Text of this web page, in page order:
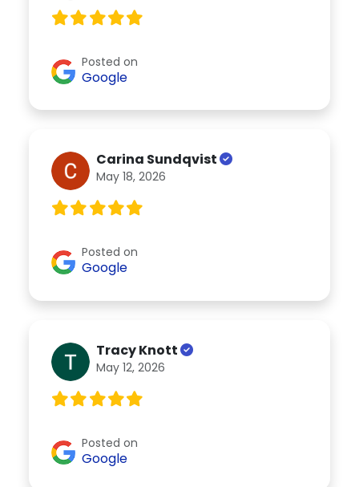
Posted on
Google
Carina Sundqvist
May 18, 2026
Posted on
Google
Tracy Knott
May 12, 2026
Posted on
Google